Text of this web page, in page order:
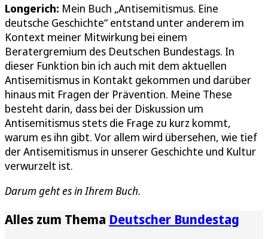
Longerich: Mein Buch „Antisemitismus. Eine
deutsche Geschichte“ entstand unter anderem im
Kontext meiner Mitwirkung bei einem
Beratergremium des Deutschen Bundestags. In
dieser Funktion bin ich auch mit dem aktuellen
Antisemitismus in Kontakt gekommen und darüber
hinaus mit Fragen der Prävention. Meine These
besteht darin, dass bei der Diskussion um
Antisemitismus stets die Frage zu kurz kommt,
warum es ihn gibt. Vor allem wird übersehen, wie tief
der Antisemitismus in unserer Geschichte und Kultur
verwurzelt ist.
Darum geht es in Ihrem Buch.
Alles zum Thema Deutscher Bundestag